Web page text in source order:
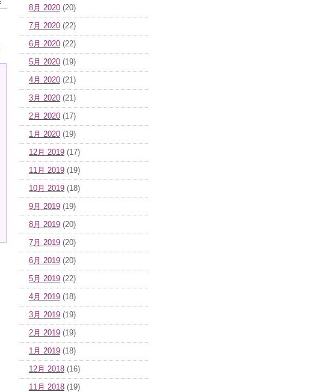
8月 2020 (20)
7月 2020 (22)
6月 2020 (22)
5月 2020 (19)
4月 2020 (21)
3月 2020 (21)
2月 2020 (17)
1月 2020 (19)
12月 2019 (17)
11月 2019 (19)
10月 2019 (18)
9月 2019 (19)
8月 2019 (20)
7月 2019 (20)
6月 2019 (20)
5月 2019 (22)
4月 2019 (18)
3月 2019 (19)
2月 2019 (19)
1月 2019 (18)
12月 2018 (16)
11月 2018 (19)